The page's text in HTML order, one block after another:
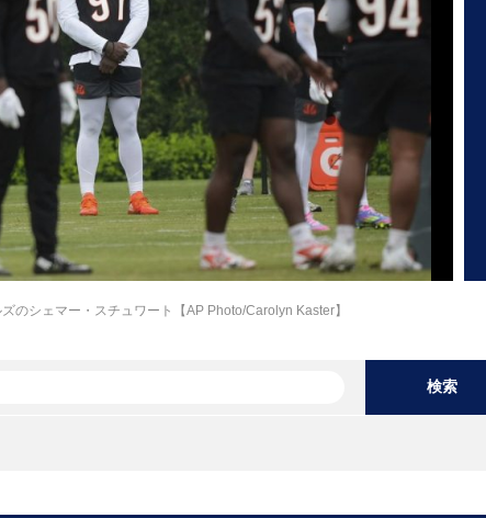
のシェマー・スチュワート【AP Photo/Carolyn Kaster】
検索